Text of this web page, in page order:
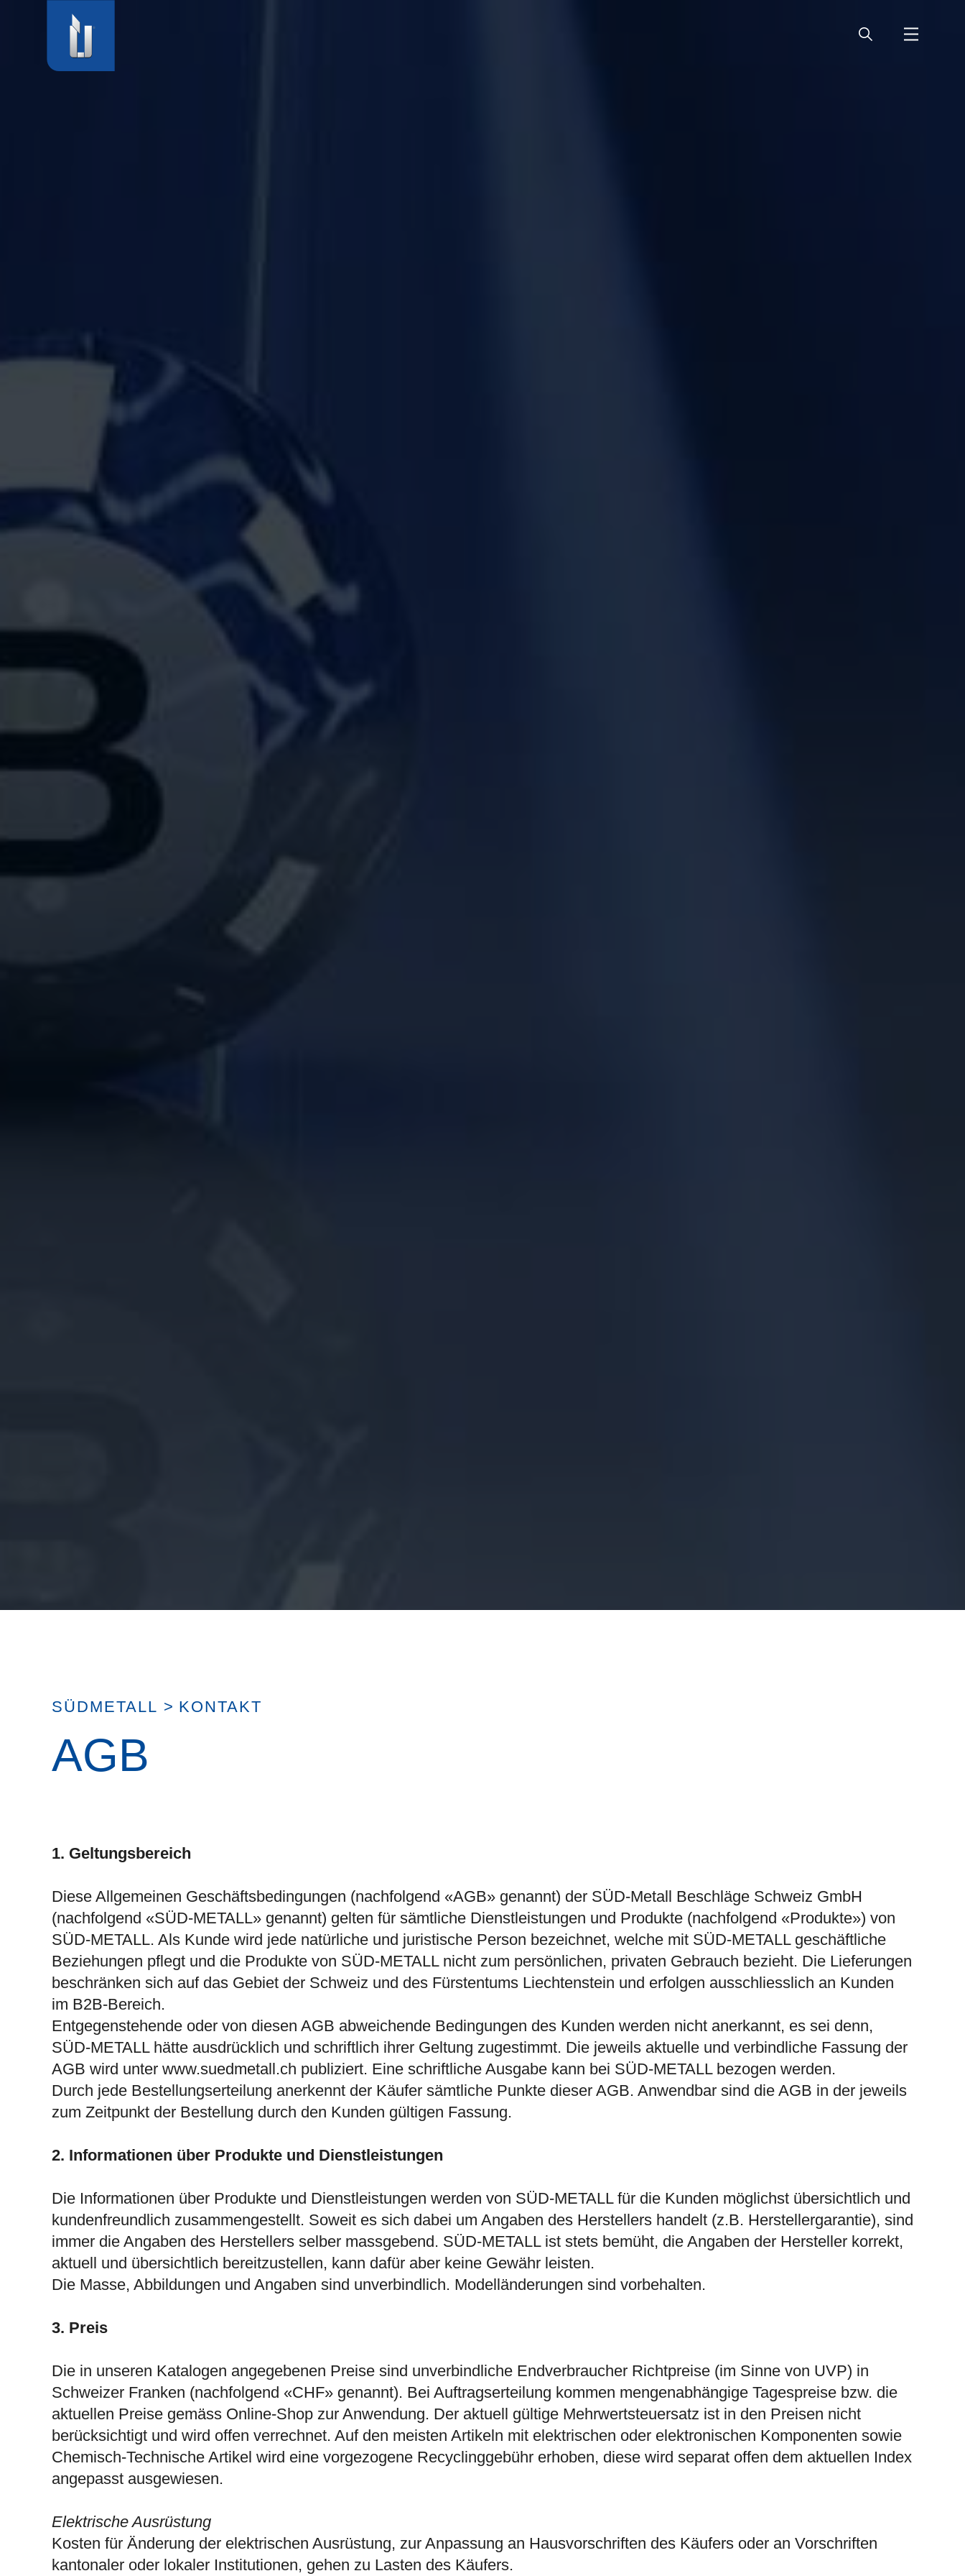
SÜDMETALL > KONTAKT
AGB
1. Geltungsbereich
Diese Allgemeinen Geschäftsbedingungen (nachfolgend «AGB» genannt) der SÜD-Metall Beschläge Schweiz GmbH
(nachfolgend «SÜD-METALL» genannt) gelten für sämtliche Dienstleistungen und Produkte (nachfolgend «Produkte») von
SÜD-METALL. Als Kunde wird jede natürliche und juristische Person bezeichnet, welche mit SÜD-METALL geschäftliche
Beziehungen pflegt und die Produkte von SÜD-METALL nicht zum persönlichen, privaten Gebrauch bezieht. Die Lieferungen
beschränken sich auf das Gebiet der Schweiz und des Fürstentums Liechtenstein und erfolgen ausschliesslich an Kunden
im B2B-Bereich.
Entgegenstehende oder von diesen AGB abweichende Bedingungen des Kunden werden nicht anerkannt, es sei denn,
SÜD-METALL hätte ausdrücklich und schriftlich ihrer Geltung zugestimmt. Die jeweils aktuelle und verbindliche Fassung der
AGB wird unter www.suedmetall.ch publiziert. Eine schriftliche Ausgabe kann bei SÜD-METALL bezogen werden.
Durch jede Bestellungserteilung anerkennt der Käufer sämtliche Punkte dieser AGB. Anwendbar sind die AGB in der jeweils
zum Zeitpunkt der Bestellung durch den Kunden gültigen Fassung.
2. Informationen über Produkte und Dienstleistungen
Die Informationen über Produkte und Dienstleistungen werden von SÜD-METALL für die Kunden möglichst übersichtlich und
kundenfreundlich zusammengestellt. Soweit es sich dabei um Angaben des Herstellers handelt (z.B. Herstellergarantie), sind
immer die Angaben des Herstellers selber massgebend. SÜD-METALL ist stets bemüht, die Angaben der Hersteller korrekt,
aktuell und übersichtlich bereitzustellen, kann dafür aber keine Gewähr leisten.
Die Masse, Abbildungen und Angaben sind unverbindlich. Modelländerungen sind vorbehalten.
3. Preis
Die in unseren Katalogen angegebenen Preise sind unverbindliche Endverbraucher Richtpreise (im Sinne von UVP) in
Schweizer Franken (nachfolgend «CHF» genannt). Bei Auftragserteilung kommen mengenabhängige Tagespreise bzw. die
aktuellen Preise gemäss Online-Shop zur Anwendung. Der aktuell gültige Mehrwertsteuersatz ist in den Preisen nicht
berücksichtigt und wird offen verrechnet. Auf den meisten Artikeln mit elektrischen oder elektronischen Komponenten sowie
Chemisch-Technische Artikel wird eine vorgezogene Recyclinggebühr erhoben, diese wird separat offen dem aktuellen Index
angepasst ausgewiesen.
Elektrische Ausrüstung
Kosten für Änderung der elektrischen Ausrüstung, zur Anpassung an Hausvorschriften des Käufers oder an Vorschriften
kantonaler oder lokaler Institutionen, gehen zu Lasten des Käufers.